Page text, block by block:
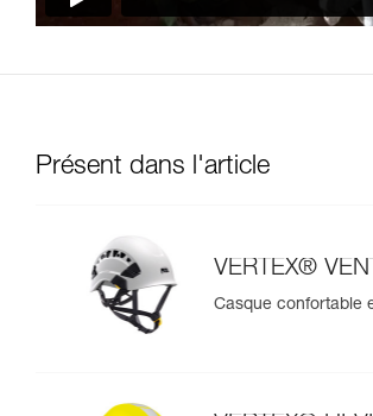
Présent dans l'article
VERTEX®
Casque confortable